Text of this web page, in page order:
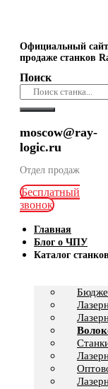
Официальный
продаже станков
Поиск
moscow@ray-
logic.ru
Отдел продаж
Бесплатный
звонок
Главная
Блог о ЧПУ
Каталог станков